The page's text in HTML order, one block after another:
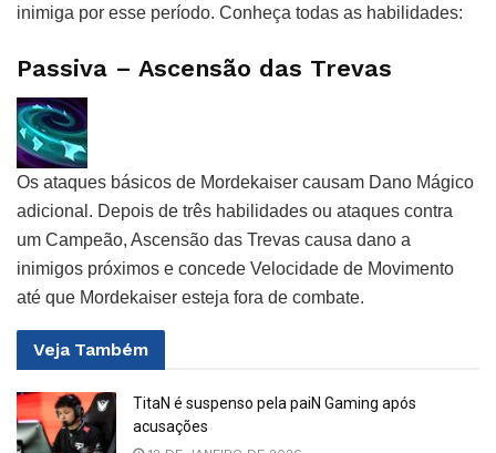
inimiga por esse período. Conheça todas as habilidades:
Passiva – Ascensão das Trevas
Os ataques básicos de Mordekaiser causam Dano Mágico
adicional. Depois de três habilidades ou ataques contra
um Campeão, Ascensão das Trevas causa dano a
inimigos próximos e concede Velocidade de Movimento
até que Mordekaiser esteja fora de combate.
Veja Também
TitaN é suspenso pela paiN Gaming após
acusações